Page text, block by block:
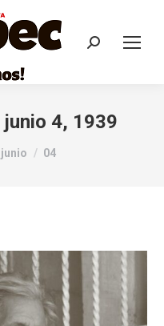
junio 4, 1939
junio 04